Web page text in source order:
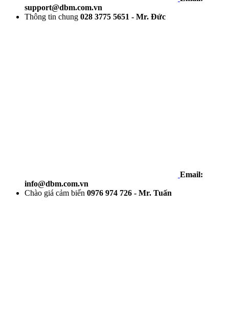
support@dbm.com.vn
Thông tin chung 028 3775 5651 - Mr. Đức
Email:
info@dbm.com.vn
Chào giá cảm biến 0976 974 726 - Mr. Tuấn